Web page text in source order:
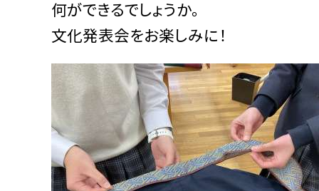
何ができるでしょうか。
文化発表会をお楽しみに！